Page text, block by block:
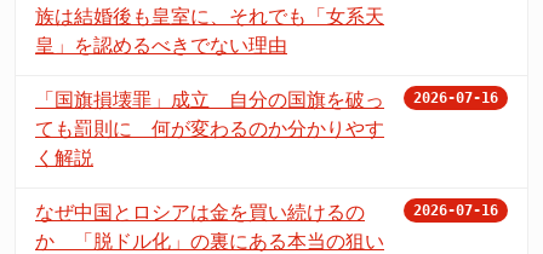
族は結婚後も皇室に、それでも「女系天
皇」を認めるべきでない理由
「国旗損壊罪」成立 自分の国旗を破っ
ても罰則に 何が変わるのか分かりやす
く解説
2026-07-16
なぜ中国とロシアは金を買い続けるの
か 「脱ドル化」の裏にある本当の狙い
2026-07-16